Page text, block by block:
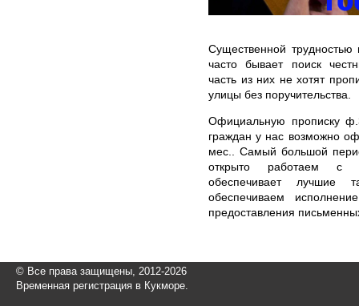
Существенной трудностью
часто бывает поиск
часть из них не хотят
улицы без поручительства.
Официальную прописку
граждан у нас возможно
мес.. Самый большой
открыто работаем с
обеспечивает лучшие
обеспечиваем
предоставления
© Все права защищены, 2012-2026
Временная регистрация в Кукморе.